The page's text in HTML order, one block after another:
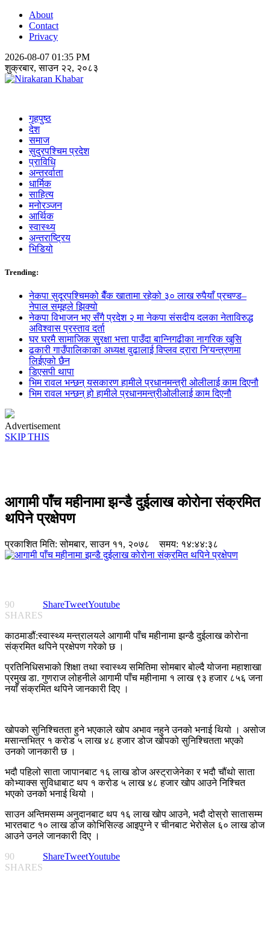
About
Contact
Privacy
2026-08-07 01:35 PM
शुक्रबार, साउन २२, २०८३
गृहपुष्ठ
देश
समाज
सुदुरपश्चिम प्रदेश
प्राविधि
अन्तरर्वाता
धार्मिक
साहित्य
मनोरञ्जन
आर्थिक
स्वास्थ्य
अन्तराष्ट्रिय
भिडियो
Trending:
नेकपा सुदूरपश्चिमको बैँक खातामा रहेको ३० लाख रुपैयाँ प्रचण्ड–
नेपाल समूहले झिक्य‍ो
नेकपा विभाजन भए सँगै प्रदेश २ मा नेकपा संसदीय दलका नेताविरुद्ध
अविश्वास प्रस्ताव दर्ता
घर घरमै सामाजिक सुुरक्षा भत्ता पाउँदा बान्निगढीका नागरिक खुसि
ढकारी गाउँपालिकाका अध्यक्ष वुढालाई विप्लव द्रारा नि'यन्त्रणमा
लिईएको छैन
डिएसपी थापा
भिम रावल भन्छन् यसकारण हामीले प्रधानमन्त्री ओलीलाई काम दिएनौ
भिम रावल भन्छन् हो हामीले प्रधानमन्त्रीओलीलाई काम दिएनौ
Advertisement
SKIP THIS
आगामी पाँच महीनामा झन्डै दुईलाख कोरोना संक्रमित
थपिने प्रक्षेपण
प्रकाशित मिति:सोमबार, साउन ११, २०७८ समय: १४:४४:३८
90
SHARES
ShareTweetYoutube
काठमाडौं:स्वास्थ्य मन्त्रालयले आगामी पाँच महीनामा झन्डै दुईलाख कोरोना
संक्रमित थपिने प्रक्षेपण गरेको छ ।
प्रतिनिधिसभाको शिक्षा तथा स्वास्थ्य समितिमा सोमबार बोल्दै योजना महाशाखा
प्रमुख डा. गुणराज लोहनीले आगामी पाँच महीनामा १ लाख ९३ हजार ८५६ जना
नयाँ संक्रमित थपिने जानकारी दिए ।
खोपको सुनिश्चितता हुने भएकाले खोप अभाव नहुने उनको भनाई थियो । असोज
मसान्तभित्र १ करोड ५ लाख ४८ हजार डोज खोपको सुनिश्चितता भएको
उनको जानकारी छ ।
भदौ पहिलो साता जापानबाट १६ लाख डोज अस्ट्राजेनेका र भदौ चौंथो साता
कोभ्याक्स सुविधाबाट थप १ करोड ५ लाख ४८ हजार खोप आउने निश्चित
भएको उनको भनाई थियो ।
साउन अन्तिमसम्म अनुदानबाट थप १६ लाख खोप आउने, भदौ दोस्रो सातासम्म
भारतबाट १० लाख डोज कोभिसिल्ड आइपुग्ने र चीनबाट भेरोसेल ६० लाख डोज
आउने उनले जानकारी दिए ।
90
SHARES
ShareTweetYoutube